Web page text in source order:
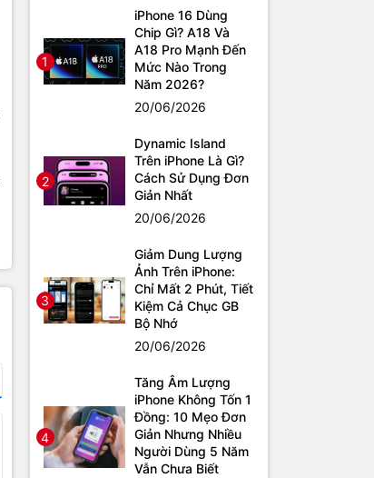
1
iPhone 16 Dùng
Chip Gì? A18 Và
A18 Pro Mạnh Đến
Mức Nào Trong
Năm 2026?
20/06/2026
2
Dynamic Island
Trên iPhone Là Gì?
Cách Sử Dụng Đơn
Giản Nhất
20/06/2026
3
Giảm Dung Lượng
Ảnh Trên iPhone:
Chỉ Mất 2 Phút, Tiết
Kiệm Cả Chục GB
Bộ Nhớ
20/06/2026
4
Tăng Âm Lượng
iPhone Không Tốn 1
Đồng: 10 Mẹo Đơn
Giản Nhưng Nhiều
Người Dùng 5 Năm
Vẫn Chưa Biết